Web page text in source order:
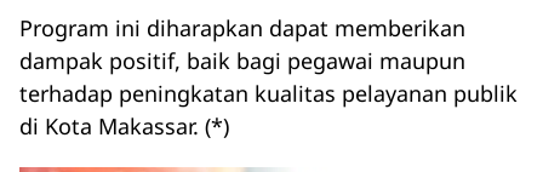
Program ini diharapkan dapat memberikan
dampak positif, baik bagi pegawai maupun
terhadap peningkatan kualitas pelayanan publik
di Kota Makassar. (*)